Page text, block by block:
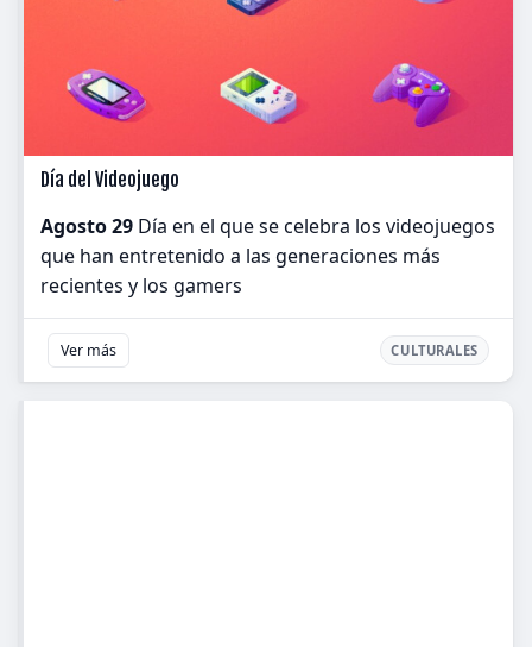
Día del Videojuego
Agosto 29 Día en el que se celebra los videojuegos
que han entretenido a las generaciones más
recientes y los gamers
Ver más CULTURALES